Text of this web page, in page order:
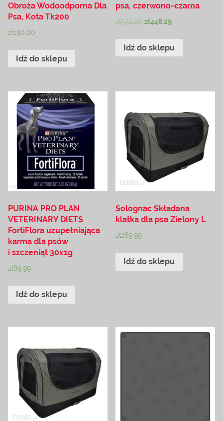
Obroża Wodoodporna Dla
Psa, Kota Tk200
zł190.00
Idź do sklepu
psa, czerwono-czarna
zł572.00 zł448.29
Idź do sklepu
PURINA PRO PLAN
VETERINARY DIETS
FortiFlora uzupełniająca
karma dla psów
i szczeniąt 30x1g
zł89.99
Idź do sklepu
Solognac Składana
klatka dla psa Zielony L
zł269.99
Idź do sklepu